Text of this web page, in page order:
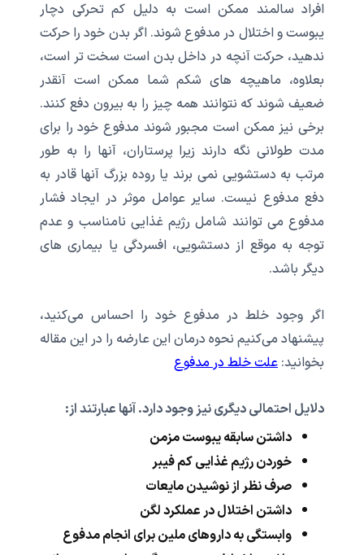
افراد سالمند ممکن است به دلیل کم تحرکی دچار
یبوست و اختلال در مدفوع شوند. اگر بدن خود را حرکت
ندهید، حرکت آنچه در داخل بدن است سخت تر است،
بعلاوه، ماهیچه های شکم شما ممکن است آنقدر
ضعیف شوند که نتوانند همه چیز را به بیرون دفع کنند.
برخی نیز ممکن است مجبور شوند مدفوع خود را برای
مدت طولانی نگه دارند زیرا پرستاران، آنها را به طور
مرتب به دستشویی نمی برند یا روده بزرگ آنها قادر به
دفع مدفوع نیست. سایر عوامل موثر در ایجاد فشار
مدفوع می توانند شامل رژیم غذایی نامناسب و عدم
توجه به موقع از دستشویی، افسردگی یا بیماری های
دیگر باشد.
اگر وجود خلط در مدفوع خود را احساس می‌کنید،
پیشنهاد می‌کنیم نحوه درمان این عارضه را در این مقاله
بخوانید: علت خلط در مدفوع
دلایل احتمالی دیگری نیز وجود دارد. آنها عبارتند از:
داشتن سابقه یبوست مزمن
خوردن رژیم غذایی کم فیبر
صرف نظر از نوشیدن مایعات
داشتن اختلال در عملکرد لگن
وابستگی به داروهای ملین برای انجام مدفوع